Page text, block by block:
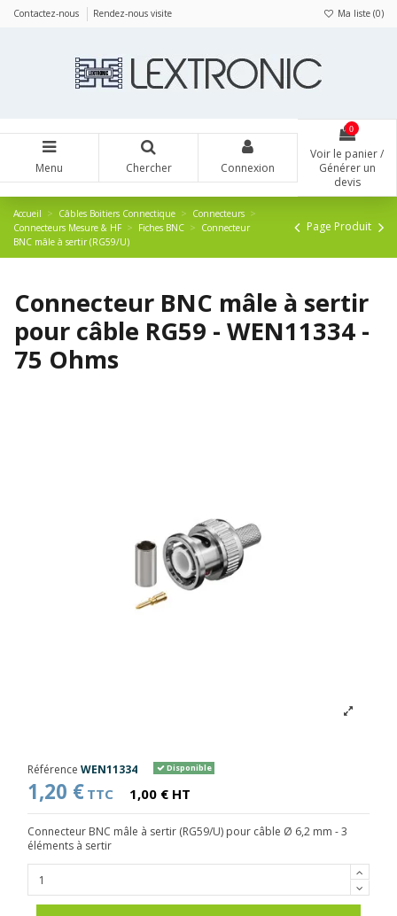
Contactez-nous Rendez-nous visite Ma liste (0)
Menu Chercher Connexion
0
Voir le panier /
Générer un
devis
Accueil Câbles Boitiers Connectique
Connecteurs
Connecteurs Mesure & HF
Fiches BNC
Connecteur
BNC mâle à sertir (RG59/U)
Page Produit
Connecteur BNC mâle à sertir
pour câble RG59 - WEN11334 -
75 Ohms
Référence WEN11334 Disponible
1,20 € TTC 1,00 € HT
Connecteur BNC mâle à sertir (RG59/U) pour câble Ø 6,2 mm - 3
éléments à sertir
Panneau de gestion des cookies